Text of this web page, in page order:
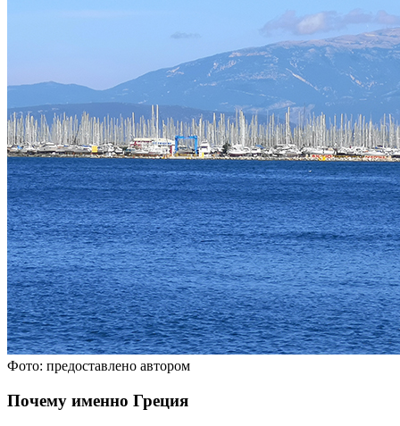
Фото: предоставлено автором
Почему именно Греция